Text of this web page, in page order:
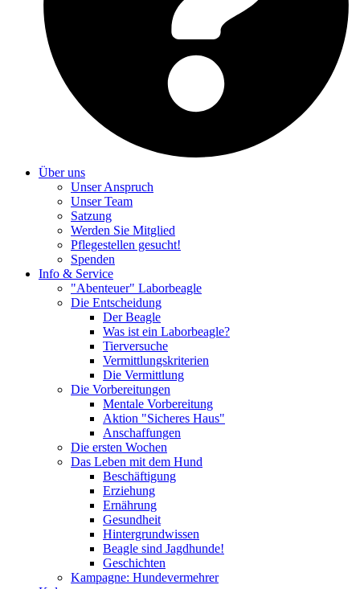
Über uns
Unser Anspruch
Unser Team
Satzung
Werden Sie Mitglied
Pflegestellen gesucht!
Spenden
Info & Service
"Abenteuer" Laborbeagle
Die Entscheidung
Der Beagle
Was ist ein Laborbeagle?
Tierversuche
Vermittlungskriterien
Die Vermittlung
Die Vorbereitungen
Mentale Vorbereitung
Aktion "Sicheres Haus"
Anschaffungen
Die ersten Wochen
Das Leben mit dem Hund
Beschäftigung
Erziehung
Ernährung
Gesundheit
Hintergrundwissen
Beagle sind Jagdhunde!
Geschichten
Kampagne: Hundevermehrer